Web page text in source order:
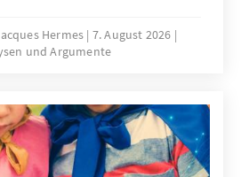
können dazu beitragen,
verwirklicht
Ansätze
liefern Hinweise für
Weiterentwicklung der
Hermes 7. August 2026
und Argumente